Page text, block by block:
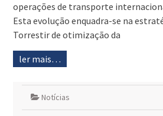
operações de transporte
Esta evolução enquadra-se na
Torrestir de otimização da
ler mais…
Notícias